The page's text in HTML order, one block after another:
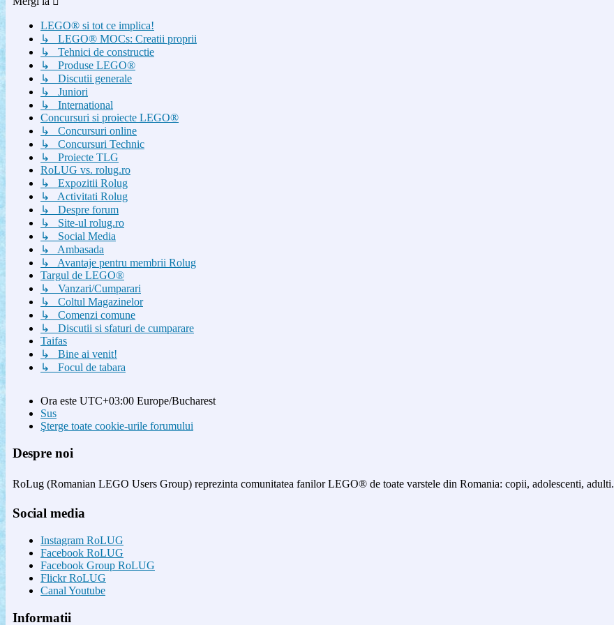
LEGO® si tot ce implica!
↳ LEGO® MOCs: Creatii proprii
↳ Tehnici de constructie
↳ Produse LEGO®
↳ Discutii generale
↳ Juniori
↳ International
Concursuri si proiecte LEGO®
↳ Concursuri online
↳ Concursuri Technic
↳ Proiecte TLG
RoLUG vs. rolug.ro
↳ Expozitii Rolug
↳ Activitati Rolug
↳ Despre forum
↳ Site-ul rolug.ro
↳ Social Media
↳ Ambasada
↳ Avantaje pentru membrii Rolug
Targul de LEGO®
↳ Vanzari/Cumparari
↳ Coltul Magazinelor
↳ Comenzi comune
↳ Discutii si sfaturi de cumparare
Taifas
↳ Bine ai venit!
↳ Focul de tabara
Ora este UTC+03:00 Europe/Bucharest
Sus
Şterge toate cookie-urile forumului
Despre noi
RoLug (Romanian LEGO Users Group) reprezinta comunitatea fanilor LEGO® de toate varstele din Romania: copii, adolescenti, adulti.
Social media
Instagram RoLUG
Facebook RoLUG
Facebook Group RoLUG
Flickr RoLUG
Canal Youtube
Informatii